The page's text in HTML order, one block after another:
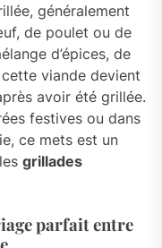
généralement
de poulet ou de
d’épices, de
viande devient
avoir été grillée.
festives ou dans
ce mets est un
grillades
parfait entre